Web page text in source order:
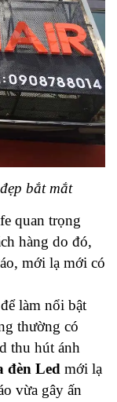
bắt mắt
quan trọng
hàng do đó,
mới lạ mới có
làm nổi bật
thường có
thu hút ánh
đèn Led mới lạ
vừa gây ấn